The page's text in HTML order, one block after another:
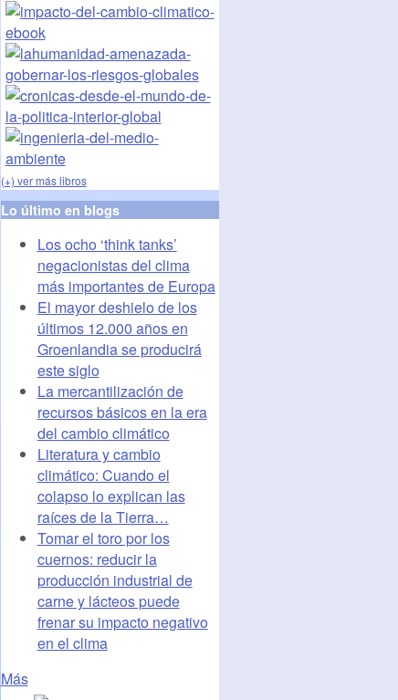
(+) ver más libros
Lo último en blogs
Los ocho ‘think tanks’
negacionistas del clima
más importantes de Europa
El mayor deshielo de los
últimos 12.000 años en
Groenlandia se producirá
este siglo
La mercantilización de
recursos básicos en la era
del cambio climático
Literatura y cambio
climático: Cuando el
colapso lo explican las
raíces de la Tierra…
Tomar el toro por los
cuernos: reducir la
producción industrial de
carne y lácteos puede
frenar su impacto negativo
en el clima
Más